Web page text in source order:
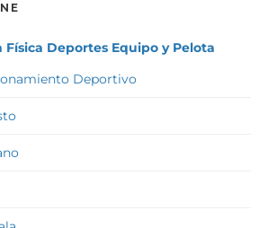
Física Deportes Equipo y Pelota
Deportivo